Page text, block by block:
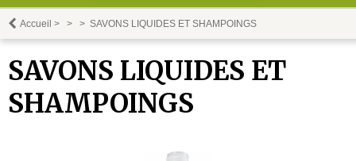
Accueil > > > SAVONS LIQUIDES ET SHAMPOINGS
SAVONS LIQUIDES ET
SHAMPOINGS